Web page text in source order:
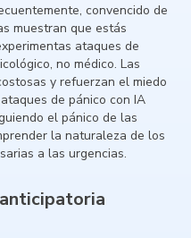
convencido de
muestran que estás
ataques de
no médico. Las
y refuerzan el miedo
de pánico con IA
el pánico de las
la naturaleza de los
a las urgencias.